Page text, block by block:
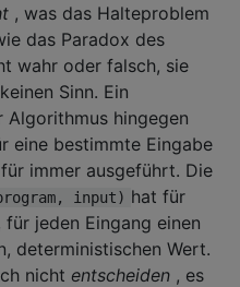
, was das Halteproblem
das Paradox des
wahr oder falsch, sie
Sinn. Ein
Algorithmus hingegen
eine bestimmte Eingabe
immer ausgeführt. Die
input) hat für
jeden Eingang einen
deterministischen Wert.
nicht entscheiden , es